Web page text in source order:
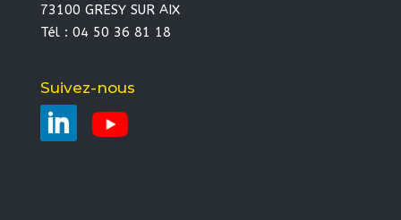
73100 GRESY SUR AIX
Tél : 04 50 36 81 18
Suivez-nous